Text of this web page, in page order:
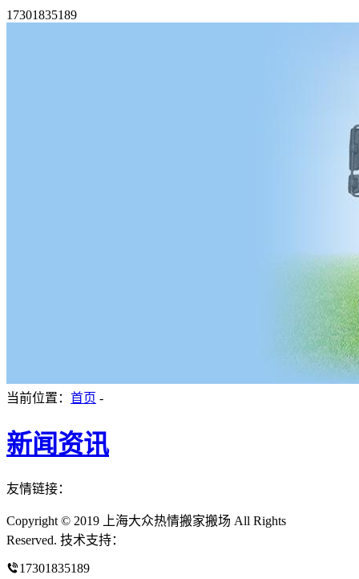
17301835189
当前位置： 首页 -
新闻资讯
友情链接：
Copyright © 2019 上海大众热情搬家搬场 All Rights
Reserved. 技术支持：
17301835189